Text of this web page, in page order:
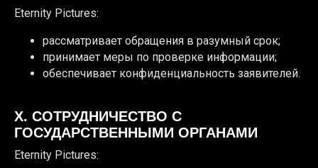
Eternity Pictures:
рассматривает обращения в разумный срок;
принимает меры по проверке информации;
обеспечивает конфиденциальность заявителей.
X. СОТРУДНИЧЕСТВО С
ГОСУДАРСТВЕННЫМИ ОРГАНАМИ
Eternity Pictures: